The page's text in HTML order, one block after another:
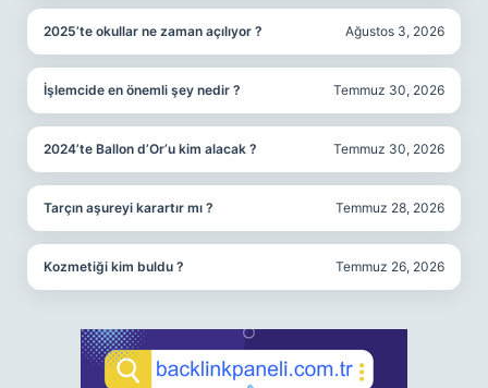
2025’te okullar ne zaman açılıyor ? Ağustos 3, 2026
İşlemcide en önemli şey nedir ? Temmuz 30, 2026
2024’te Ballon d’Or’u kim alacak ? Temmuz 30, 2026
Tarçın aşureyi karartır mı ? Temmuz 28, 2026
Kozmetiği kim buldu ? Temmuz 26, 2026